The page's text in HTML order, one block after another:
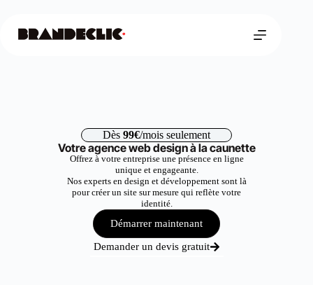
Dès 99€/mois seulement
Votre agence web design à la caunette
Offrez à votre entreprise une présence en ligne
unique et engageante.
Nos experts en design et développement sont là
pour créer un site sur mesure qui reflète votre
identité.
Démarrer maintenant
Demander un devis gratuit